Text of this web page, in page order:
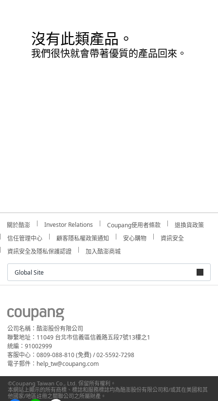
沒有此類產品。
我們很快就會帶著優質的產品回來。
關於酷澎 Investor Relations Coupang使用者條款
退換貨政策
信任管理中心
顧客隱私權政策通知 安心購物
資訊安全
資訊安全及隱私保護認證
加入酷澎商城
Global Site
公司名稱：酷澎股份有限公司
聯繫地址：11049 台北市信義區信義路五段7號13樓之1
統編：91002999
客服中心：0809-088-810 (免費) / 02-5592-7298
電子郵件：help_tw@coupang.com
©Coupang Taiwan Co., Ltd. 保留所有權利。
本網站上顯示的所有商標、標誌和服務標誌均為酷澎股份有限公司和/或其在美國和其
他國家/地區註冊之關聯公司之所屬財產。